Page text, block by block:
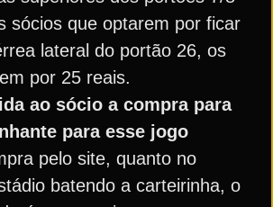
sócios que optarem por ficar
lateral do portão 26, os
por 25 reais.
ao sócio a compra para
para esse jogo
pelo site, quanto no
batendo a carteirinha, o